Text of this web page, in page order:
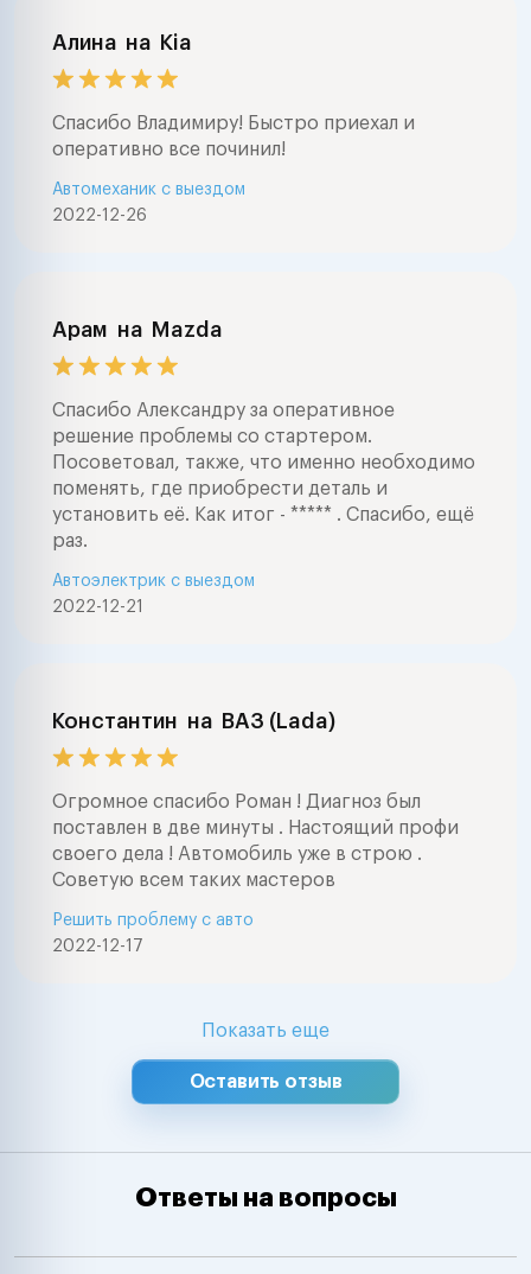
Алина на Kia
Спасибо Владимиру! Быстро приехал и
оперативно все починил!
2022-12-26
Автомеханик с выездом
Арам на Mazda
Спасибо Александру за оперативное
решение проблемы со стартером.
Посоветовал, также, что именно необходимо
поменять, где приобрести деталь и
установить её. Как итог - ***** . Спасибо, ещё
раз.
2022-12-21
Автоэлектрик с выездом
Константин на ВАЗ (Lada)
Огромное спасибо Роман ! Диагноз был
поставлен в две минуты . Настоящий профи
своего дела ! Автомобиль уже в строю .
Советую всем таких мастеров
2022-12-17
Решить проблему с авто
Показать еще
Оставить отзыв
Ответы на вопросы